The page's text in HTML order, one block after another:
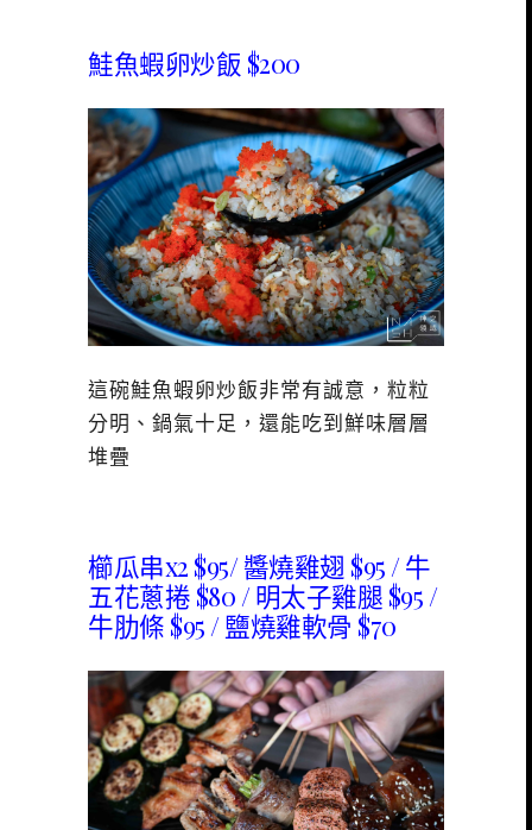
鮭魚蝦卵炒飯 $200
這碗鮭魚蝦卵炒飯非常有誠意，粒粒
分明、鍋氣十足，還能吃到鮮味層層
堆疊
櫛瓜串x2 $95/ 醬燒雞翅 $95 / 牛
五花蔥捲 $80 / 明太子雞腿 $95 /
牛肋條 $95 / 鹽燒雞軟骨 $70